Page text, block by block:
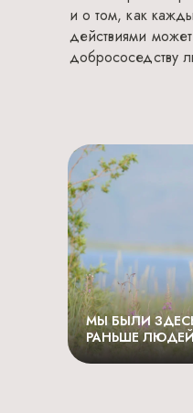
и о том, как
действиями может
добрососедству
Но мы
и избегаем
МЫ БЫЛИ
РАНЬШЕ